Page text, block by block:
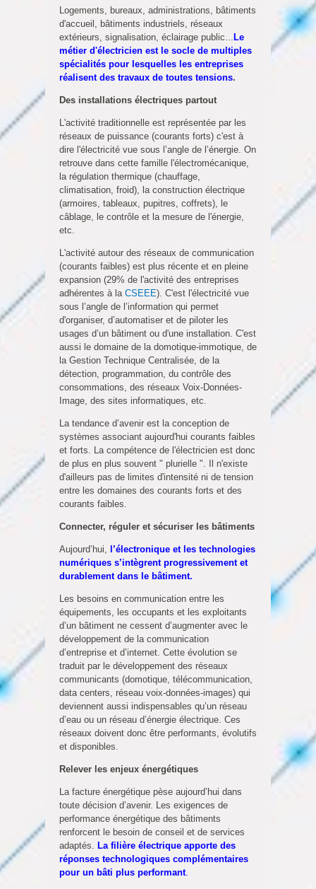
Logements, bureaux, administrations, bâtiments
d'accueil, bâtiments industriels, réseaux
extérieurs, signalisation, éclairage public... Le
métier d'électricien est le socle de multiples
spécialités pour lesquelles les entreprises
réalisent des travaux de toutes tensions.
Des installations électriques partout
L'activité traditionnelle est représentée par les
réseaux de puissance (courants forts) c'est à
dire l'électricité vue sous l’angle de l’énergie. On
retrouve dans cette famille l'électromécanique,
la régulation thermique (chauffage,
climatisation, froid), la construction électrique
(armoires, tableaux, pupitres, coffrets), le
câblage, le contrôle et la mesure de l'énergie,
etc.
L'activité autour des réseaux de communication
(courants faibles) est plus récente et en pleine
expansion (29% de l'activité des entreprises
adhérentes à la CSEEE). C'est l'électricité vue
sous l’angle de l’information qui permet
d'organiser, d’automatiser et de piloter les
usages d’un bâtiment ou d'une installation. C'est
aussi le domaine de la domotique-immotique, de
la Gestion Technique Centralisée, de la
détection, programmation, du contrôle des
consommations, des réseaux Voix-Données-
Image, des sites informatiques, etc.
La tendance d’avenir est la conception de
systèmes associant aujourd'hui courants faibles
et forts. La compétence de l'électricien est donc
de plus en plus souvent " plurielle ". Il n'existe
d'ailleurs pas de limites d'intensité ni de tension
entre les domaines des courants forts et des
courants faibles.
Connecter, réguler et sécuriser les bâtiments
Aujourd’hui,
l’électronique et les technologies
numériques s’intègrent progressivement et
durablement dans le bâtiment.
Les besoins en communication entre les
équipements, les occupants et les exploitants
d’un bâtiment ne cessent d’augmenter avec le
développement de la communication
d’entreprise et d’internet. Cette évolution se
traduit par le développement des réseaux
communicants (domotique, télécommunication,
data centers, réseau voix-données-images) qui
deviennent aussi indispensables qu’un réseau
d’eau ou un réseau d’énergie électrique. Ces
réseaux doivent donc être performants, évolutifs
et disponibles.
Relever les enjeux énergétiques
La facture énergétique pèse aujourd’hui dans
toute décision d’avenir. Les exigences de
performance énergétique des bâtiments
renforcent le besoin de conseil et de services
adaptés. La filière électrique apporte des
réponses technologiques complémentaires
pour un bâti plus performant.